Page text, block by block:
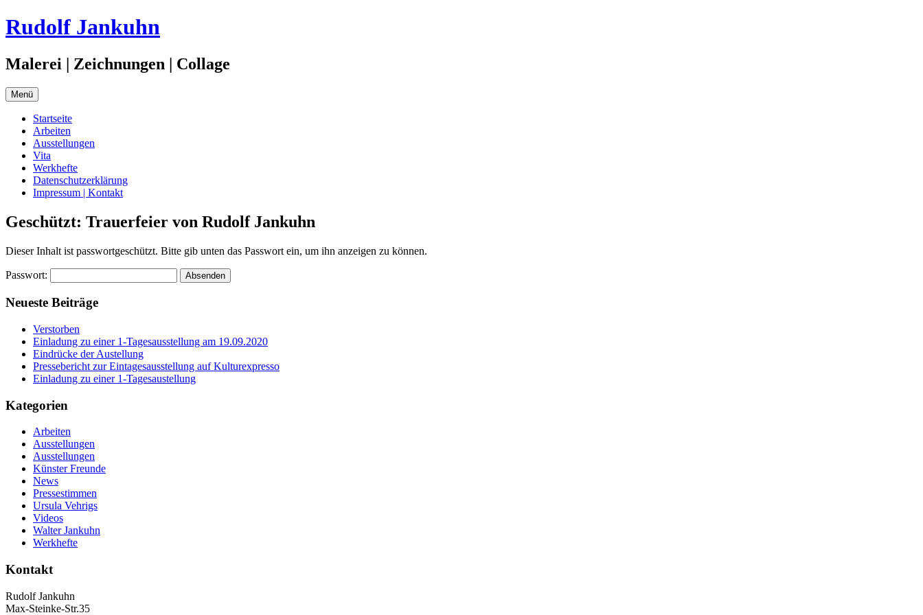
Zum
Inhalt
Rudolf Jankuhn
Malerei | Zeichnungen | Collage
Menü
Startseite
Arbeiten
Ausstellungen
Vita
Werkhefte
Datenschutzerklärung
Impressum | Kontakt
Geschützt: Trauerfeier von Rudolf Jankuhn
Dieser Inhalt ist passwortgeschützt. Bitte gib unten das Passwort ein, um ihn anzeigen zu können.
Passwort:
Neueste Beiträge
Verstorben
Einladung zu einer 1-Tagesausstellung am 19.09.2020
Eindrücke der Austellung
Pressebericht zur Eintagesausstellung auf Kulturexpresso
Einladung zu einer 1-Tagesaustellung
Kategorien
Arbeiten
Ausstellungen
Ausstellungen
Künster Freunde
News
Pressestimmen
Ursula Vehrigs
Videos
Walter Jankuhn
Werkhefte
Kontakt
Rudolf Jankuhn
Max-Steinke-Str.35